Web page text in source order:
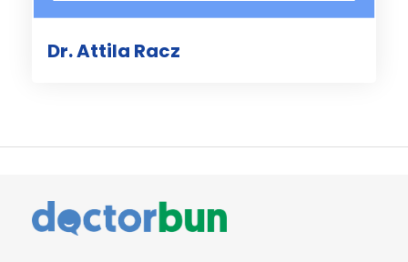
Dr. Attila Racz